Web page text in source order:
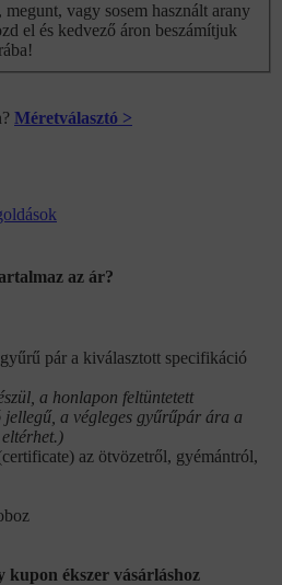
vagy sosem használt arany
el és kedvező áron beszámítjuk
Méretválasztó >
az ár?
pár a kiválasztott specifikáció
a honlapon feltüntetett
a végleges gyűrűpár ára a
az ötvözetről, gyémántról,
kupon ékszer vásárláshoz